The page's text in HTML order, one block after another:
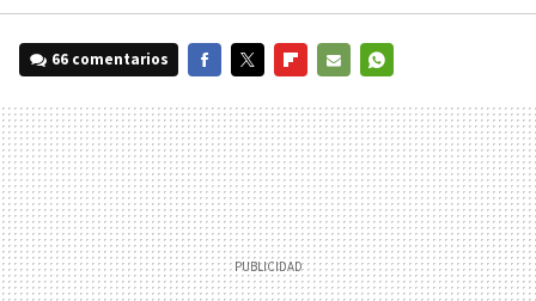
66 comentarios
MAIL